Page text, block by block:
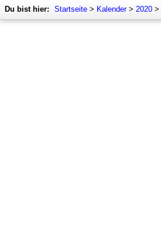
Du bist hier: Startseite > Kalender> 2020 >